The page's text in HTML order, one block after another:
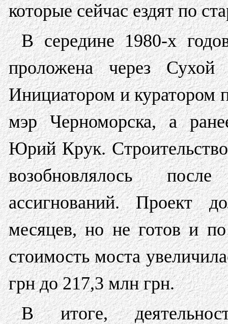
которые сейчас ездят по
В середине 1980-х
проложена через
Инициатором и куратором
мэр Черноморска, а
Юрий Крук. Строительство
возобновлялось
ассигнований. Проект
месяцев, но не готов и
стоимость моста
грн до 217,3 млн грн.
В итоге,